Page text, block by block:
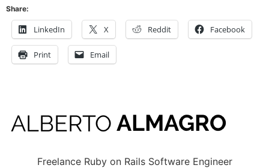
Share:
LinkedIn X Reddit Facebook
Print Email
Freelance Ruby on Rails Software Engineer